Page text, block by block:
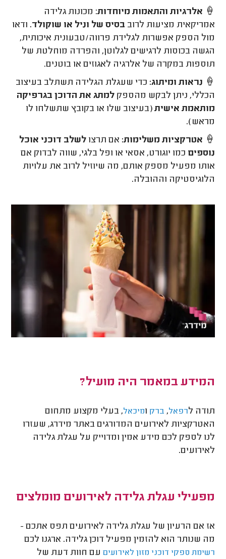
🍦 אלרגיות והתאמות מיוחדות: מכונות גלידה
אמריקאית מציעות לרוב בסיס של וניל או שוקולד. ודאו
מול הספק אפשרות לגלידת פרווה/טבעונית איכותית,
הגשה בכוסות לרגישים לגלוטן, והפרדה מוחלטת של
תוספות במקרה של אלרגיה לאגוזים או בוטנים.
🍦 נראות ומיתוג: כדי שעגלת הגלידה תשתלב בעיצוב
הכללי, ניתן לבקש מהספקלמתג את הדוכן בגרפיקה
מותאמת אישית (בעיצוב שלו או בקובץ שתשלחו לו
מראש).
🍦 אטרקציות משלימות: אם תרצולשלב דוכני אוכל
נוספים כמו יוגורט, אסאי או ופל בלגי, שווה לבדוק אם
אותו מפעיל מספק אותם, מה שיוזיל לרוב את עלויות
הלוגיסטיקה וההובלה.
המידע במאמר היה מועיל?
תודה לרפאל, ברק ומיכאל, בעלי מקצוע מתחום
האטרקציות לאירועים המדורגים באתר מידרג, שעזרו
לנו לספק לכם מידע אמין ומדוייק על עגלת גלידה
לאירועים.
מפעילי עגלת גלידה לאירועים מומלצים
אז אם הרעיון של עגלת גלידה לאירועים תפס אתכם -
מה שנותר הוא להזמין מפעיל דוכן גלידה. ארגנו לכם
רשימת ספקי דוכני מזון לאירועים עם חוות דעת של